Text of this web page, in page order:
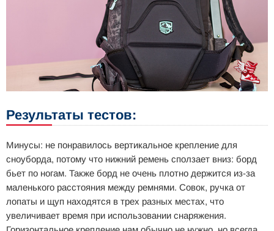
Результаты тестов:
Минусы: не понравилось вертикальное крепление для
сноуборда, потому что нижний ремень сползает вниз: борд
бьет по ногам. Также борд не очень плотно держится из-за
маленького расстояния между ремнями. Совок, ручка от
лопаты и щуп находятся в трех разных местах, что
увеличивает время при использовании снаряжения.